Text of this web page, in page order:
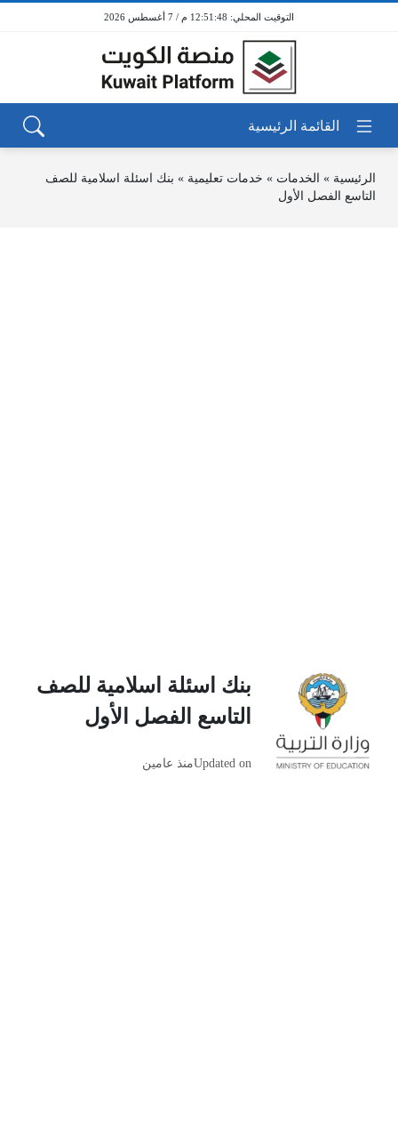
12:51:48 م / 7 أغسطس 2026
الرئيسية » الخدمات » خدمات تعليمية » بنك اسئلة اسلامية للصف
التاسع الفصل الأول
بنك اسئلة اسلامية للصف
التاسع الفصل الأول
Updated onمنذ عامين